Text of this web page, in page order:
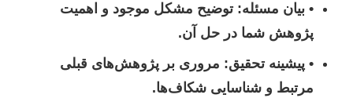
• بیان مسئله: توضیح مشکل موجود و اهمیت
پژوهش شما در حل آن.
• پیشینه تحقیق: مروری بر پژوهش‌های قبلی
مرتبط و شناسایی شکاف‌ها.